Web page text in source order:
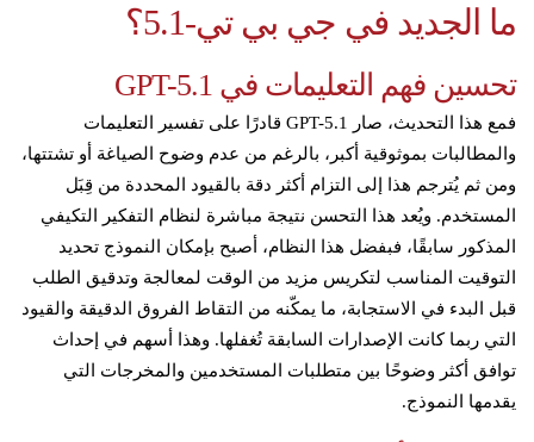
ما الجديد في جي بي تي-5.1؟
تحسين فهم التعليمات في GPT-5.1
فمع هذا التحديث، صار GPT-5.1 قادرًا على تفسير التعليمات
والمطالبات بموثوقية أكبر، بالرغم من عدم وضوح الصياغة أو تشتتها،
ومن ثم يُترجم هذا إلى التزام أكثر دقة بالقيود المحددة من قِبَل
المستخدم. ويُعد هذا التحسن نتيجة مباشرة لنظام التفكير التكيفي
المذكور سابقًا، فبفضل هذا النظام، أصبح بإمكان النموذج تحديد
التوقيت المناسب لتكريس مزيد من الوقت لمعالجة وتدقيق الطلب
قبل البدء في الاستجابة، ما يمكّنه من التقاط الفروق الدقيقة والقيود
التي ربما كانت الإصدارات السابقة تُغفلها. وهذا أسهم في إحداث
توافق أكثر وضوحًا بين متطلبات المستخدمين والمخرجات التي
يقدمها النموذج.